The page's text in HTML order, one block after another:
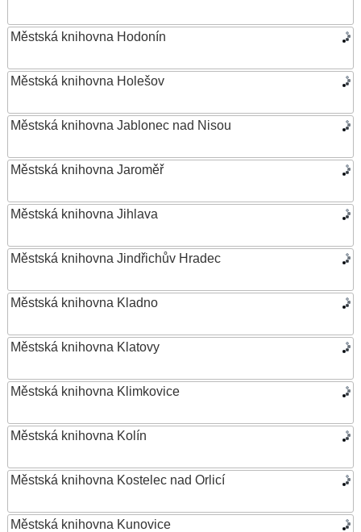
Městská knihovna Hodonín
Městská knihovna Holešov
Městská knihovna Jablonec nad Nisou
Městská knihovna Jaroměř
Městská knihovna Jihlava
Městská knihovna Jindřichův Hradec
Městská knihovna Kladno
Městská knihovna Klatovy
Městská knihovna Klimkovice
Městská knihovna Kolín
Městská knihovna Kostelec nad Orlicí
Městská knihovna Kunovice